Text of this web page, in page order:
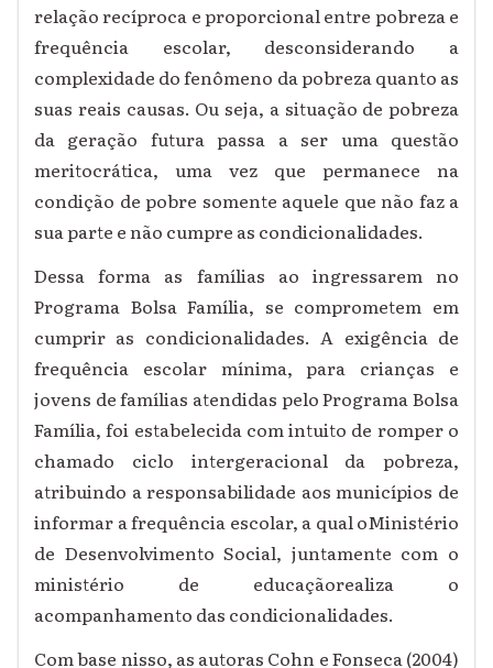
relação recíproca e proporcional entre pobreza e
frequência escolar, desconsiderando a
complexidade do fenômeno da pobreza quanto as
suas reais causas. Ou seja, a situação de pobreza
da geração futura passa a ser uma questão
meritocrática, uma vez que permanece na
condição de pobre somente aquele que não faz a
sua parte e não cumpre as condicionalidades.
Dessa forma as famílias ao ingressarem no
Programa Bolsa Família, se comprometem em
cumprir as condicionalidades. A exigência de
frequência escolar mínima, para crianças e
jovens de famílias atendidas pelo Programa Bolsa
Família, foi estabelecida com intuito de romper o
chamado ciclo intergeracional da pobreza,
atribuindo a responsabilidade aos municípios de
informar a frequência escolar, a qual oMinistério
de Desenvolvimento Social, juntamente com o
ministério de educaçãorealiza o
acompanhamento das condicionalidades.
Com base nisso, as autoras Cohn e Fonseca(2004)